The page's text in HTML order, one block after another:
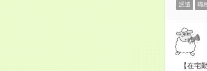
派遣 職
【在宅